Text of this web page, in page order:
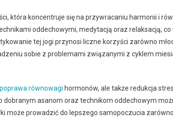
która koncentruje się na przywracaniu harmonii i
oddechowymi, medytacją oraz relaksacją,
tej jogi przynosi liczne korzyści zarówno
sobie z problemami związanymi z cyklem
poprawa równowagi hormonów, ale także redukcja
dobranym asanom oraz technikom oddechowym
może prowadzić do lepszego samopoczucia